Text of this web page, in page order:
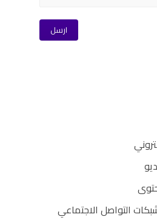
التواصل الاجتماعي